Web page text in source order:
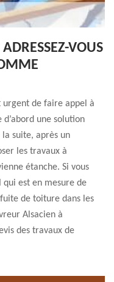
VOUS
de faire appel à
une solution
suite, après un
les travaux à
étanche. Si vous
qui est en mesure de
de toiture dans les
Alsacien à
des travaux de